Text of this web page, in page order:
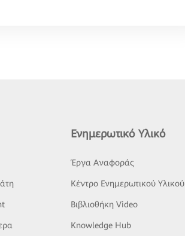
Ενημερωτικό Υλικό
Έργα Αναφοράς
Κέντρο Ενημερωτικού Υλικού
Βιβλιοθήκη Video
Knowledge Hub